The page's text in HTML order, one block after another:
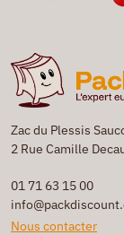
Zac du Plessis
2 Rue Camille
01 71 63 15 00
Nous contacter